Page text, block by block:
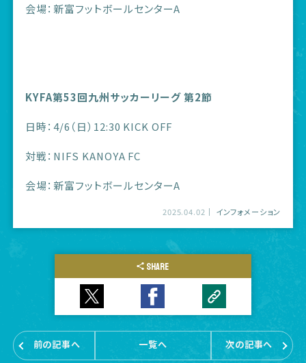
会場：新富フットボールセンターA
KYFA第53回九州サッカーリーグ 第2節
日時：4/6（日）12:30 KICK OFF
対戦：NIFS KANOYA FC
会場：新富フットボールセンターA
2025.04.02 インフォメーション
SHARE
前の記事へ 一覧へ 次の記事へ